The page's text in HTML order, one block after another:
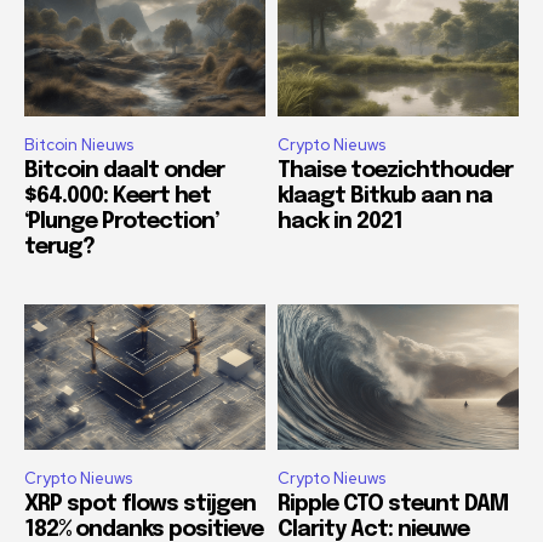
Bitcoin Nieuws
Bitcoin daalt onder
$64.000: Keert het
‘Plunge Protection’
terug?
Crypto Nieuws
Thaise toezichthouder
klaagt Bitkub aan na
hack in 2021
Crypto Nieuws
XRP spot flows stijgen
182% ondanks positieve
Crypto Nieuws
Ripple CTO steunt DAM
Clarity Act: nieuwe